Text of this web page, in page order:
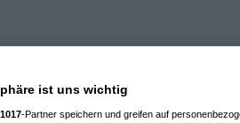
ist uns wichtig
1017-Partner speichern und greifen auf